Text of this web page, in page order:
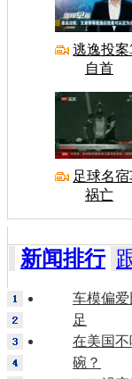
逃逸投案
自首
足球名
祸亡
新闻排行
车模偏
足
在美国
碗？